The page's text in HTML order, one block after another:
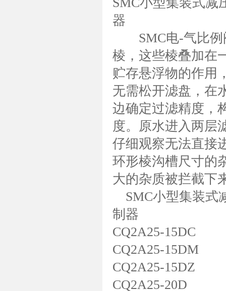
器
SMC电-气比例
棱，这些棱叠加在
贮存悬浮物的作用
无需松开滤盘，在
边确定过滤精度，
度。原水进入两层
仔细观察无法直接
环形棱沟槽尺寸的
大的杂质被拦截下
SMC小型集装式
制器
CQ2A25-15DC
CQ2A25-15DM
CQ2A25-15DZ
CQ2A25-20D